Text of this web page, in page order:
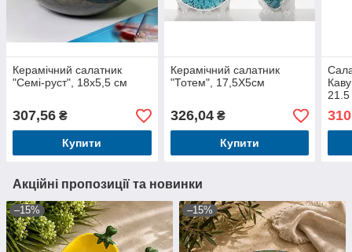
Керамічний салатник
"Семі-руст", 18х5,5 см
307,56 ₴
Купити
Керамічний салатник
"Тотем", 17,5Х5см
326,04₴
Купити
Акційні пропозиції та новинки
–15% –15%